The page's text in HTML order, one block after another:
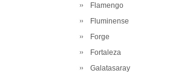
Flamengo
Fluminense
Forge
Fortaleza
Galatasaray